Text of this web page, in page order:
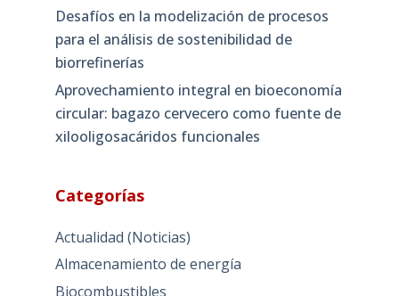
Desafíos en la modelización de procesos
para el análisis de sostenibilidad de
biorrefinerías
Aprovechamiento integral en bioeconomía
circular: bagazo cervecero como fuente de
xilooligosacáridos funcionales
Categorías
Actualidad (Noticias)
Almacenamiento de energía
Biocombustibles